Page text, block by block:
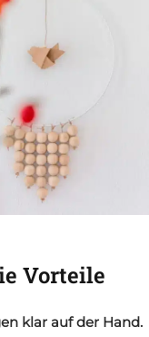
Vorteile
klar auf der Hand.